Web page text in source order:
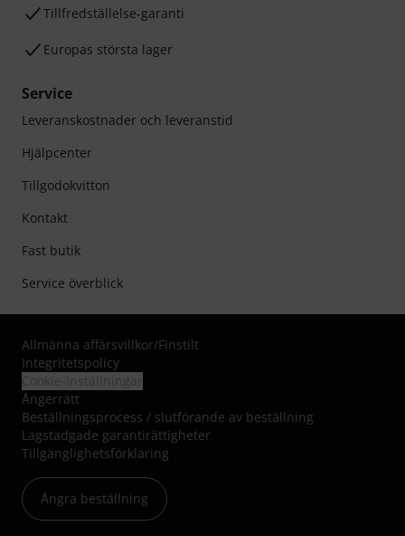
Tillfredställelse-garanti
Europas största lager
Service
Leveranskostnader och leveranstid
Hjälpcenter
Tillgodokvitton
Kontakt
Fast butik
Service överblick
Allmänna affärsvillkor/Finstilt
Integritetspolicy
Ångerrätt
Beställningsprocess / slutförande av beställning
Lagstadgade garantirättigheter
Tillgänglighetsförklaring
Ångra beställning